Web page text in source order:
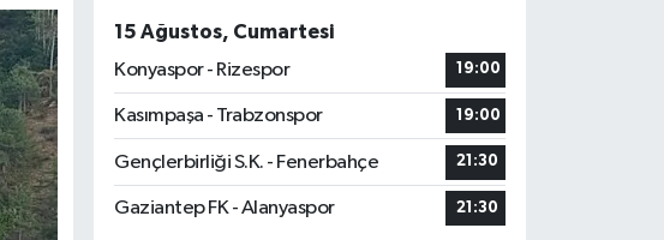
15 Ağustos, Cumartesi
Konyaspor - Rizespor
19:00
Kasımpaşa - Trabzonspor 19:00
Gençlerbirliği S.K. - Fenerbahçe 21:30
Gaziantep FK - Alanyaspor 21:30